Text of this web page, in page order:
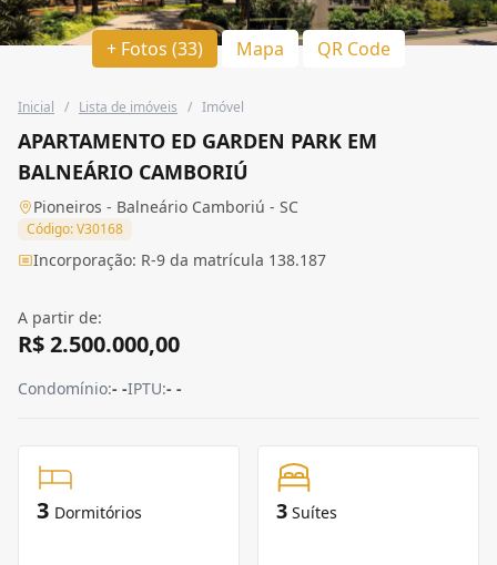
+ Fotos (33) Mapa QR Code
Inicial / Lista de imóveis / Imóvel
APARTAMENTO ED GARDEN PARK EM
BALNEÁRIO CAMBORIÚ
Pioneiros - Balneário Camboriú - SC
Código: V30168
Incorporação: R-9 da matrícula 138.187
A partir de:
R$ 2.500.000,00
Condomínio:- -IPTU:- -
3 Dormitórios 3 Suítes